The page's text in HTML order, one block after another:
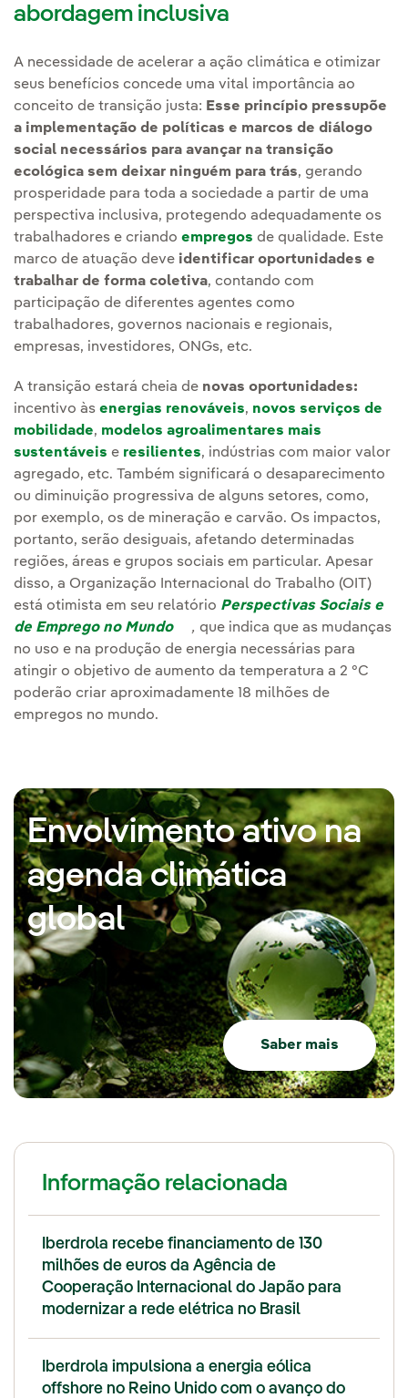
abordagem inclusiva
A necessidade de acelerar a ação climática e otimizar
seus benefícios concede uma vital importância ao
conceito de transição justa: Esse princípio pressupõe
a implementação de políticas e marcos de diálogo
social necessários para avançar na transição
ecológica sem deixar ninguém para trás, gerando
prosperidade para toda a sociedade a partir de uma
perspectiva inclusiva, protegendo adequadamente os
trabalhadores e criando empregos de qualidade. Este
marco de atuação deve identificar oportunidades e
trabalhar de forma coletiva, contando com
participação de diferentes agentes como
trabalhadores, governos nacionais e regionais,
empresas, investidores, ONGs, etc.
A transição estará cheia de novas oportunidades:
incentivo às energias renováveis, novos serviços de
mobilidade, modelos agroalimentares mais
sustentáveis e resilientes, indústrias com maior valor
agregado, etc. Também significará o desaparecimento
ou diminuição progressiva de alguns setores, como,
por exemplo, os de mineração e carvão. Os impactos,
portanto, serão desiguais, afetando determinadas
regiões, áreas e grupos sociais em particular. Apesar
disso, a Organização Internacional do Trabalho (OIT)
está otimista em seu relatório Perspectivas Sociais e
de Emprego no Mundo
Link externo, abra em uma
, que indica que as mudanças
no uso e na produção de energia necessárias para
atingir o objetivo de aumento da temperatura a 2 °C
poderão criar aproximadamente 18 milhões de
empregos no mundo.
Envolvimento ativo na
agenda climática
global
Saber mais
Informação relacionada
Iberdrola recebe financiamento de 130
milhões de euros da Agência de
Cooperação Internacional do Japão para
modernizar a rede elétrica no Brasil
Iberdrola impulsiona a energia eólica
offshore no Reino Unido com o avanço do